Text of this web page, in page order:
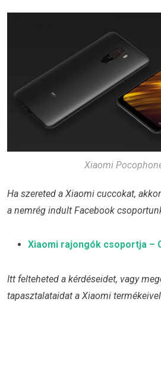
Xiaomi
Ha szereted a Xiaomi cuccokat,
a nemrég indult Facebook
Xiaomi rajongók csoportja –
Itt felteheted a kérdéseidet, vagy
tapasztalataidat a Xiaomi